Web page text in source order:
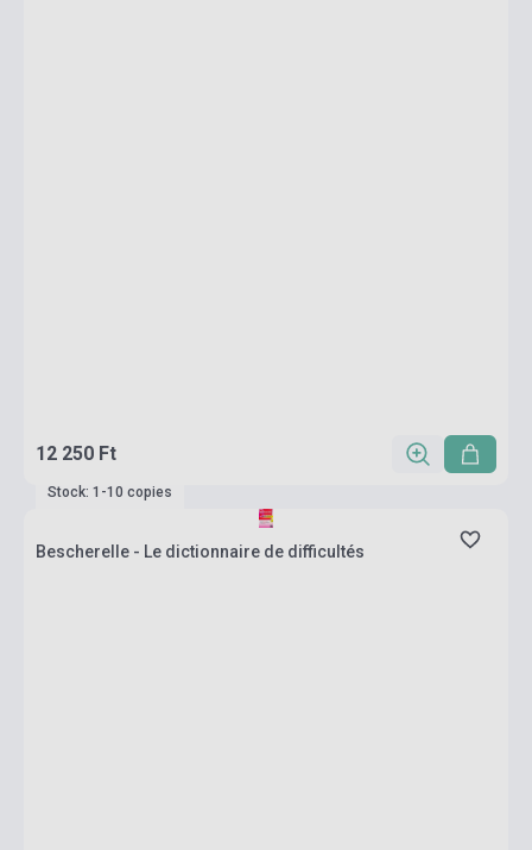
12 250 Ft
Stock: 1-10 copies
Bescherelle - Le dictionnaire de difficultés